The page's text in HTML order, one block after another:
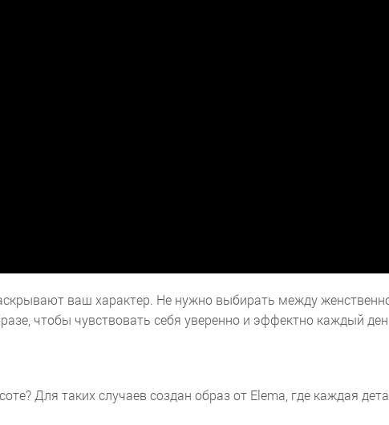
ваш характер. Не нужно выбирать между
чтобы чувствовать себя уверенно и эффектно каждый
Для таких случаев создан образ от Elema, где каждая